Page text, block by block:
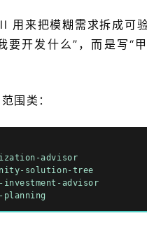
用来把模糊需求拆成可
要开发什么”，而是写“
围类：
advisor
solution-tree
advisor
planning